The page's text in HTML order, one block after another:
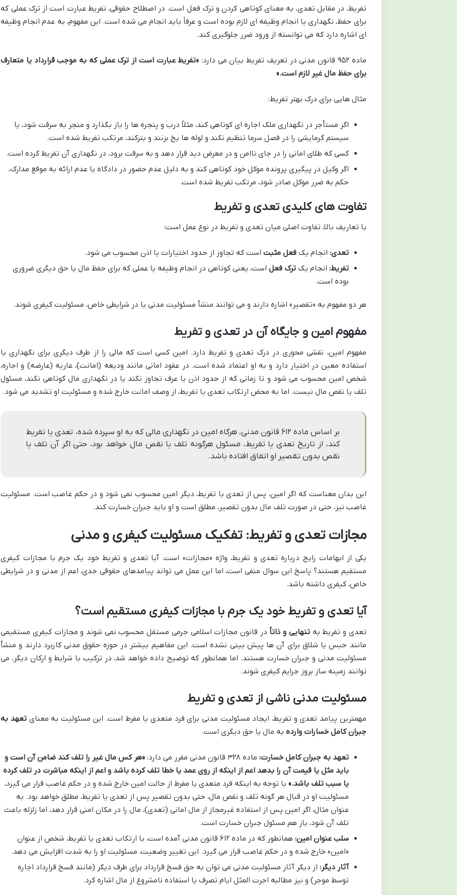
تفریط، در مقابل تعدی، به معنای کوتاهی کردن و ترک فعل است. در اصطلاح حقوقی، تفریط عبارت است از ترک عملی که
برای حفظ، نگهداری یا انجام وظیفه ای لازم بوده است و عرفاً باید انجام می شده است. این مفهوم، به عدم انجام وظیفه
ای اشاره دارد که می توانسته از ورود ضرر جلوگیری کند.
ماده ۹۵۲ قانون مدنی در تعریف تفریط بیان می دارد:
«تفریط عبارت است از ترک عملی که به موجب قرارداد یا متعارف
برای حفظ مال غیر لازم است.»
مثال هایی برای درک بهتر تفریط:
اگر مستأجر در نگهداری ملک اجاره ای کوتاهی کند، مثلاً درب و پنجره ها را باز بگذارد و منجر به سرقت شود، یا
سیستم گرمایشی را در فصل سرما تنظیم نکند و لوله ها یخ بزنند و بترکند، مرتکب تفریط شده است.
کسی که طلای امانی را در جای ناامن و در معرض دید قرار دهد و به سرقت برود، در نگهداری آن تفریط کرده است.
اگر وکیل در پیگیری پرونده موکل خود کوتاهی کند و به دلیل عدم حضور در دادگاه یا عدم ارائه به موقع مدارک،
حکم به ضرر موکل صادر شود، مرتکب تفریط شده است.
تفاوت های کلیدی تعدی و تفریط
با تعاریف بالا، تفاوت اصلی میان تعدی و تفریط در نوع عمل است:
تعدی: انجام یکفعل مثبت است که تجاوز از حدود اختیارات یا اذن محسوب می شود.
تفریط: انجام یکترک فعل است، یعنی کوتاهی در انجام وظیفه یا عملی که برای حفظ مال یا حق دیگری ضروری
بوده است.
هر دو مفهوم به «تقصیر» اشاره دارند و می توانند منشأ مسئولیت مدنی یا در شرایطی خاص، مسئولیت کیفری شوند.
مفهوم امین و جایگاه آن در تعدی و تفریط
مفهوم امین، نقشی محوری در درک تعدی و تفریط دارد. امین کسی است که مالی را از طرف دیگری برای نگهداری یا
استفاده معین در اختیار دارد و به او اعتماد شده است. در عقود امانی مانند ودیعه (امانت)، عاریه (عارضه) و اجاره،
شخص امین محسوب می شود و تا زمانی که از حدود اذن یا عرف تجاوز نکند یا در نگهداری مال کوتاهی نکند، مسئول
تلف یا نقص مال نیست. اما به محض ارتکاب تعدی یا تفریط، از وصف امانت خارج شده و مسئولیت او تشدید می شود.
بر اساس ماده ۶۱۲ قانون مدنی، هرگاه امین در نگهداری مالی که به او سپرده شده، تعدی یا تفریط
کند، از تاریخ تعدی یا تفریط، مسئول هرگونه تلف یا نقص مال خواهد بود، حتی اگر آن تلف یا
نقص بدون تقصیر او اتفاق افتاده باشد.
این بدان معناست که اگر امین، پس از تعدی یا تفریط، دیگر امین محسوب نمی شود و در حکم غاصب است. مسئولیت
غاصب نیز، حتی در صورت تلف مال بدون تقصیر، مطلق است و او باید جبران خسارت کند.
مجازات تعدی و تفریط: تفکیک مسئولیت کیفری و مدنی
یکی از ابهامات رایج درباره تعدی و تفریط، واژه «مجازات» است. آیا تعدی و تفریط خود یک جرم با مجازات کیفری
مستقیم هستند؟ پاسخ این سوال منفی است، اما این عمل می تواند پیامدهای حقوقی جدی، اعم از مدنی و در شرایطی
خاص، کیفری داشته باشد.
آیا تعدی و تفریط خود یک جرم با مجازات کیفری مستقیم است؟
تعدی و تفریط بهتنهایی و ذاتاً در قانون مجازات اسلامی جرمی مستقل محسوب نمی شوند و مجازات کیفری مستقیمی
مانند حبس یا شلاق برای آن ها پیش بینی نشده است. این مفاهیم بیشتر در حوزه حقوق مدنی کاربرد دارند و منشأ
مسئولیت مدنی و جبران خسارت هستند. اما همانطور که توضیح داده خواهد شد، در ترکیب با شرایط و ارکان دیگر، می
توانند زمینه ساز بروز جرایم کیفری شوند.
مسئولیت مدنی ناشی از تعدی و تفریط
مهمترین پیامد تعدی و تفریط، ایجاد مسئولیت مدنی برای فرد متعدی یا مفرط است. این مسئولیت به معنایتعهد به
جبران کامل خسارات وارده به مال یا حق دیگری است.
تعهد به جبران کامل خسارت: ماده ۳۲۸ قانون مدنی مقرر می دارد:
«هر کس مال غیر را تلف کند ضامن آن است و
باید مثل یا قیمت آن را بدهد اعم از اینکه از روی عمد یا خطا تلف کرده باشد و اعم از اینکه مباشرت در تلف کرده
یا سبب تلف باشد.» با توجه به اینکه فرد متعدی یا مفرط از حالت امین خارج شده و در حکم غاصب قرار می گیرد،
مسئولیت او در قبال هر گونه تلف و نقص مال، حتی بدون تقصیر پس از تعدی یا تفریط، مطلق خواهد بود. به
عنوان مثال، اگر امین پس از استفاده غیرمجاز از مال امانی (تعدی)، مال را در مکان امنی قرار دهد، اما زلزله باعث
تلف آن شود، باز هم مسئول جبران خسارت است.
سلب عنوان امین:
همانطور که در ماده ۶۱۲ قانون مدنی آمده است، با ارتکاب تعدی یا تفریط، شخص از عنوان
«امین» خارج شده و در حکم غاصب قرار می گیرد. این تغییر وضعیت، مسئولیت او را به شدت افزایش می دهد.
آثار دیگر: از دیگر آثار مسئولیت مدنی می توان به حق فسخ قرارداد برای طرف دیگر (مانند فسخ قرارداد اجاره
توسط موجر) و نیز مطالبه اجرت المثل ایام تصرف یا استفاده نامشروع از مال اشاره کرد.